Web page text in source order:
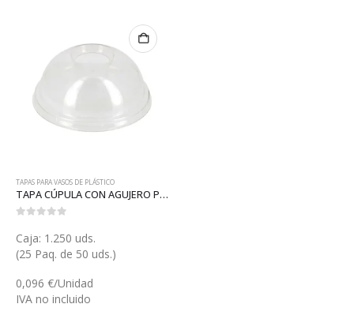
TAPAS PARA VASOS DE PLÁSTICO
TAPA CÚPULA CON AGUJERO PARA VASO PET (V029CP)
Caja: 1.250 uds.
(25 Paq. de 50 uds.)
0,096 €/Unidad
IVA no incluido